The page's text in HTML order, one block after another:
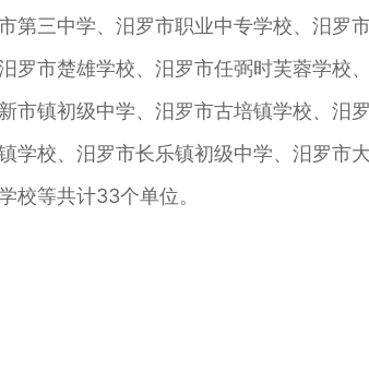
三中学、汨罗市职业中专学校、汨罗
罗市楚雄学校、汨罗市任弼时芙蓉学校
市镇初级中学、汨罗市古培镇学校、汨
学校、汨罗市长乐镇初级中学、汨罗市
校等共计33个单位。